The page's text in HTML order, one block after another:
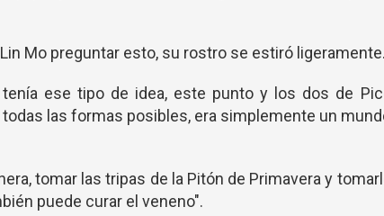
Mo preguntar esto, su rostro se estiró ligeramente.
ese tipo de idea, este punto y los dos de
las formas posibles, era simplemente un
tomar las tripas de la Pitón de Primavera y
puede curar el veneno".